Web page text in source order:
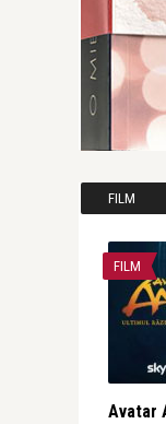
FILM
FILM
Avatar